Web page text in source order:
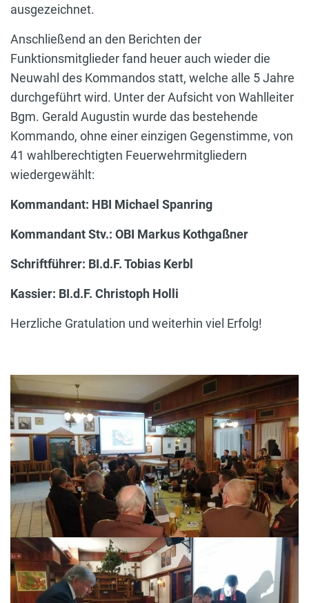
ausgezeichnet.
Anschließend an den Berichten der
Funktionsmitglieder fand heuer auch wieder die
Neuwahl des Kommandos statt, welche alle 5 Jahre
durchgeführt wird. Unter der Aufsicht von Wahlleiter
Bgm. Gerald Augustin wurde das bestehende
Kommando, ohne einer einzigen Gegenstimme, von
41 wahlberechtigten Feuerwehrmitgliedern
wiedergewählt:
Kommandant: HBI Michael Spanring
Kommandant Stv.: OBI Markus Kothgaßner
Schriftführer: BI.d.F. Tobias Kerbl
Kassier: BI.d.F. Christoph Holli
Herzliche Gratulation und weiterhin viel Erfolg!